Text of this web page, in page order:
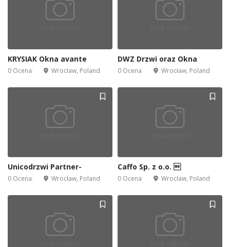
KRYSIAK Okna avante
0 Ocena Wrocław, Poland
DWZ Drzwi oraz Okna
0 Ocena Wrocław, Poland
Unicodrzwi Partner-
0 Ocena Wrocław, Poland
Caffo Sp. z o.o. 
0 Ocena Wrocław, Poland